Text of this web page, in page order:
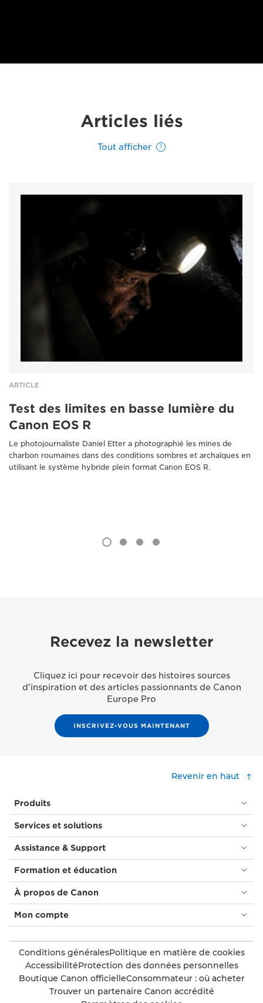
Articles liés
Tout afficher
ARTICLE
Test des limites en basse lumière du
Canon EOS R
Le photojournaliste Daniel Etter a photographié les mines de
charbon roumaines dans des conditions sombres et archaïques en
utilisant le système hybride plein format Canon EOS R.
Recevez la newsletter
Cliquez ici pour recevoir des histoires sources
d'inspiration et des articles passionnants de Canon
Europe Pro
INSCRIVEZ-VOUS MAINTENANT
Revenir en haut
Produits
Services et solutions
Assistance & Support
Formation et éducation
À propos de Canon
Mon compte
Conditions généralesPolitique en matière de cookies
AccessibilitéProtection des données personnelles
Boutique Canon officielleConsommateur : où acheter
Trouver un partenaire Canon accrédité